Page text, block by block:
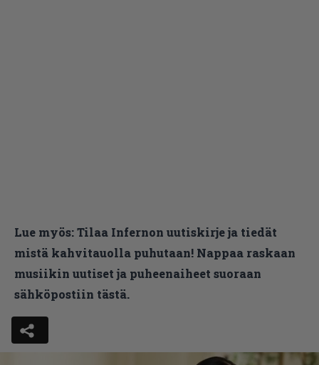
Lue myös:Tilaa Infernon uutiskirje ja tiedät
mistä kahvitauolla puhutaan! Nappaa raskaan
musiikin uutiset ja puheenaiheet suoraan
sähköpostiin tästä.